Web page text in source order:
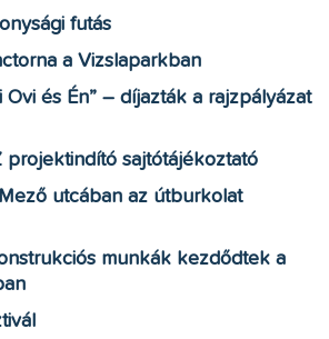
futás
a Vizslaparkban
Ovi és Én” – díjazták a rajzpályázat
projektindító sajtótájékoztató
utcában az útburkolat
munkák kezdődtek a